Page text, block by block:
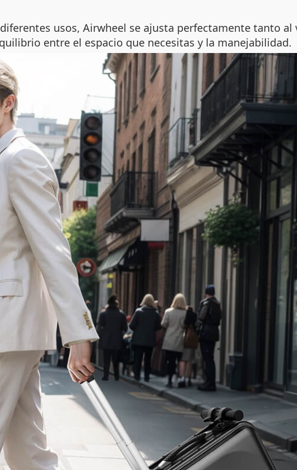
usos, Airwheel se ajusta perfectamente tanto
entre el espacio que necesitas y la manejabilidad.